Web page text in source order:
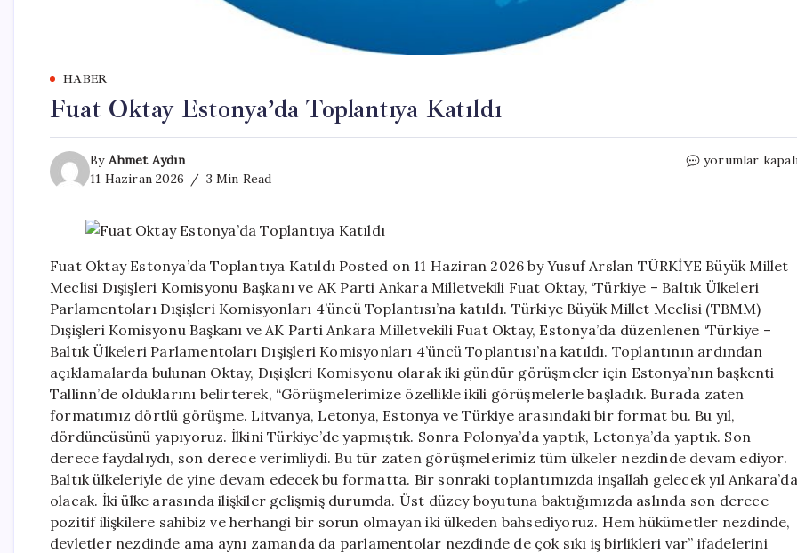
HABER
Fuat Oktay Estonya’da Toplantıya Katıldı
By Ahmet Aydın
11 Haziran 2026
3 Min Read
Fuat
yorumlar
Fuat Oktay Estonya’da Toplantıya Katıldı Posted on 11 Haziran 2026 by Yusuf Arslan TÜRKİYE Büyük Millet
Meclisi Dışişleri Komisyonu Başkanı ve AK Parti Ankara Milletvekili Fuat Oktay, ‘Türkiye – Baltık Ülkeleri
Parlamentoları Dışişleri Komisyonları 4’üncü Toplantısı’na katıldı. Türkiye Büyük Millet Meclisi (TBMM)
Dışişleri Komisyonu Başkanı ve AK Parti Ankara Milletvekili Fuat Oktay, Estonya’da düzenlenen ‘Türkiye –
Baltık Ülkeleri Parlamentoları Dışişleri Komisyonları 4’üncü Toplantısı’na katıldı. Toplantının ardından
açıklamalarda bulunan Oktay, Dışişleri Komisyonu olarak iki gündür görüşmeler için Estonya’nın başkenti
Tallinn’de olduklarını belirterek, “Görüşmelerimize özellikle ikili görüşmelerle başladık. Burada zaten
formatımız dörtlü görüşme. Litvanya, Letonya, Estonya ve Türkiye arasındaki bir format bu. Bu yıl,
dördüncüsünü yapıyoruz. İlkini Türkiye’de yapmıştık. Sonra Polonya’da yaptık, Letonya’da yaptık. Son
derece faydalıydı, son derece verimliydi. Bu tür zaten görüşmelerimiz tüm ülkeler nezdinde devam ediyor.
Baltık ülkeleriyle de yine devam edecek bu formatta. Bir sonraki toplantımızda inşallah gelecek yıl Ankara’da
olacak. İki ülke arasında ilişkiler gelişmiş durumda. Üst düzey boyutuna baktığımızda aslında son derece
pozitif ilişkilere sahibiz ve herhangi bir sorun olmayan iki ülkeden bahsediyoruz. Hem hükümetler nezdinde,
devletler nezdinde ama aynı zamanda da parlamentolar nezdinde de çok sıkı iş birlikleri var” ifadelerini